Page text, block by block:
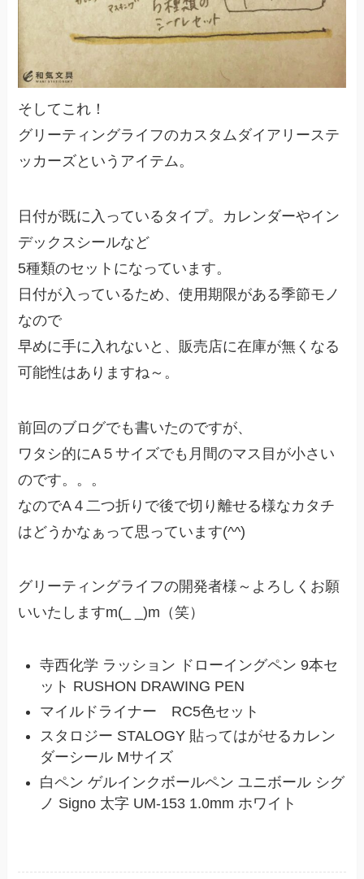
そしてこれ！
グリーティングライフのカスタムダイアリーステ
ッカーズというアイテム。
日付が既に入っているタイプ。カレンダーやイン
デックスシールなど
5種類のセットになっています。
日付が入っているため、使用期限がある季節モノ
なので
早めに手に入れないと、販売店に在庫が無くなる
可能性はありますね～。
前回のブログでも書いたのですが、
ワタシ的にA５サイズでも月間のマス目が小さい
のです。。。
なのでA４二つ折りで後で切り離せる様なカタチ
はどうかなぁって思っています(^^)
グリーティングライフの開発者様～よろしくお願
いいたしますm(_ _)m（笑）
寺西化学 ラッション ドローイングペン 9本セ
ット RUSHON DRAWING PEN
マイルドライナー RC5色セット
スタロジー STALOGY 貼ってはがせるカレン
ダーシール Mサイズ
白ペン ゲルインクボールペン ユニボール シグ
ノ Signo 太字 UM-153 1.0mm ホワイト